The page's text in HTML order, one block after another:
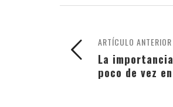
ARTÍCULO ANTERIOR
La
poco de vez